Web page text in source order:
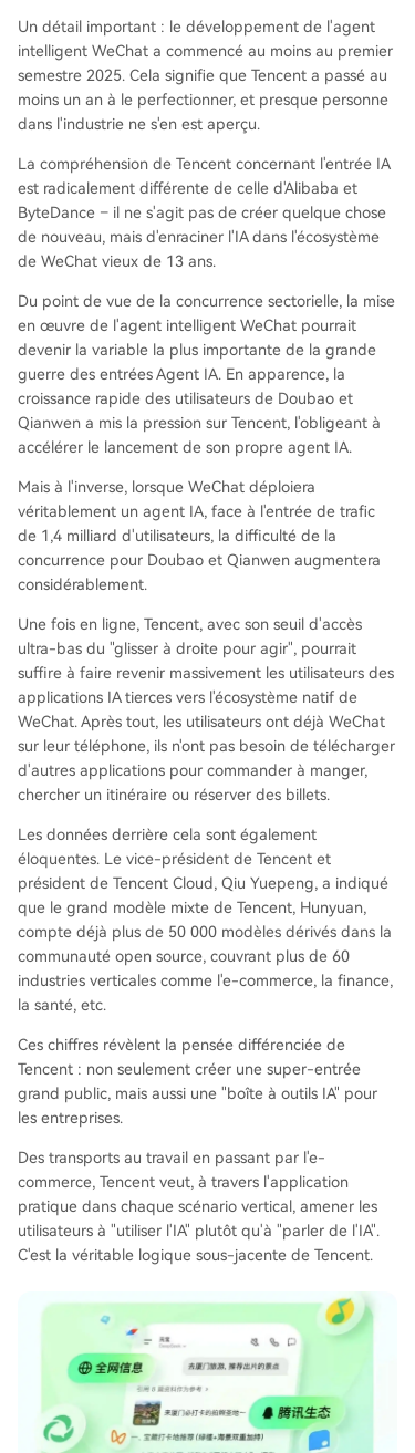
Un détail important : le développement de l'agent
intelligent WeChat a commencé au moins au premier
semestre 2025. Cela signifie que Tencent a passé au
moins un an à le perfectionner, et presque personne
dans l'industrie ne s'en est aperçu.
La compréhension de Tencent concernant l'entrée IA
est radicalement différente de celle d'Alibaba et
ByteDance – il ne s'agit pas de créer quelque chose
de nouveau, mais d'enraciner l'IA dans l'écosystème
de WeChat vieux de 13 ans.
Du point de vue de la concurrence sectorielle, la mise
en œuvre de l'agent intelligent WeChat pourrait
devenir la variable la plus importante de la grande
guerre des entrées Agent IA. En apparence, la
croissance rapide des utilisateurs de Doubao et
Qianwen a mis la pression sur Tencent, l'obligeant à
accélérer le lancement de son propre agent IA.
Mais à l'inverse, lorsque WeChat déploiera
véritablement un agent IA, face à l'entrée de trafic
de 1,4 milliard d'utilisateurs, la difficulté de la
concurrence pour Doubao et Qianwen augmentera
considérablement.
Une fois en ligne, Tencent, avec son seuil d'accès
ultra-bas du "glisser à droite pour agir", pourrait
suffire à faire revenir massivement les utilisateurs des
applications IA tierces vers l'écosystème natif de
WeChat. Après tout, les utilisateurs ont déjà WeChat
sur leur téléphone, ils n'ont pas besoin de télécharger
d'autres applications pour commander à manger,
chercher un itinéraire ou réserver des billets.
Les données derrière cela sont également
éloquentes. Le vice-président de Tencent et
président de Tencent Cloud, Qiu Yuepeng, a indiqué
que le grand modèle mixte de Tencent, Hunyuan,
compte déjà plus de 50 000 modèles dérivés dans la
communauté open source, couvrant plus de 60
industries verticales comme l'e-commerce, la finance,
la santé, etc.
Ces chiffres révèlent la pensée différenciée de
Tencent : non seulement créer une super-entrée
grand public, mais aussi une "boîte à outils IA" pour
les entreprises.
Des transports au travail en passant par l'e-
commerce, Tencent veut, à travers l'application
pratique dans chaque scénario vertical, amener les
utilisateurs à "utiliser l'IA" plutôt qu'à "parler de l'IA".
C'est la véritable logique sous-jacente de Tencent.